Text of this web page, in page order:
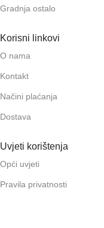
Gradnja ostalo
Korisni linkovi
O nama
Kontakt
Načini plaćanja
Dostava
Uvjeti korištenja
Opći uvjeti
Pravila privatnosti